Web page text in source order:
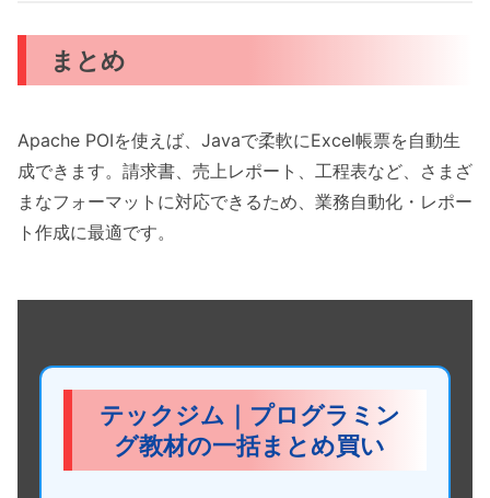
まとめ
Apache POIを使えば、Javaで柔軟にExcel帳票を自動生
成できます。請求書、売上レポート、工程表など、さまざ
まなフォーマットに対応できるため、業務自動化・レポー
ト作成に最適です。
テックジム｜プログラミン
グ教材の一括まとめ買い